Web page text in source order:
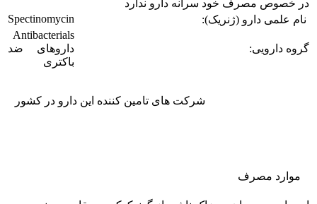
در خصوص مصرف خود سرانه دارو ندارد
نام علمی دارو (ژنریک):
Spectinomycin
گروه دارویی:
Antibacterials
داروهای ضد
باکتری
شرکت های تامین کننده این دارو در کشور
موارد مصرف